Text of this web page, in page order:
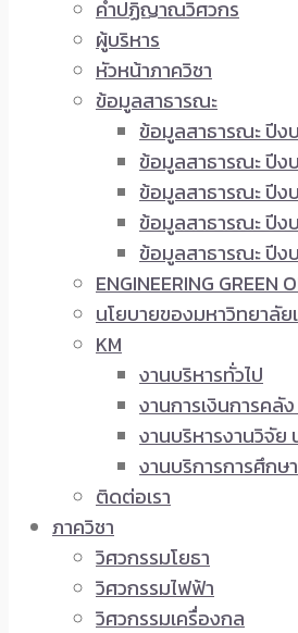
คำปฏิญาณวิศวกร
ผู้บริหาร
หัวหน้าภาควิชา
ข้อมูลสาธารณะ
ข้อมูลสาธารณะ ปีง
ข้อมูลสาธารณะ ปีง
ข้อมูลสาธารณะ ปีง
ข้อมูลสาธารณะ ปีง
ข้อมูลสาธารณะ ปีง
ENGINEERING GREEN
นโยบายของมหาวิทยาลัย
KM
งานบริหารทั่วไป
งานการเงินการคลั
งานบริหารงานวิจัย
งานบริการการศึกษา
ติดต่อเรา
ภาควิชา
วิศวกรรมโยธา
วิศวกรรมไฟฟ้า
วิศวกรรมเครื่องกล